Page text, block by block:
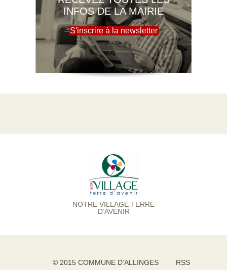
INFOS DE LA MAIRIE
S'inscrire à la newsletter
NOTRE VILLAGE TERRE
D’AVENIR
© 2015 COMMUNE D’ALLINGES RSS